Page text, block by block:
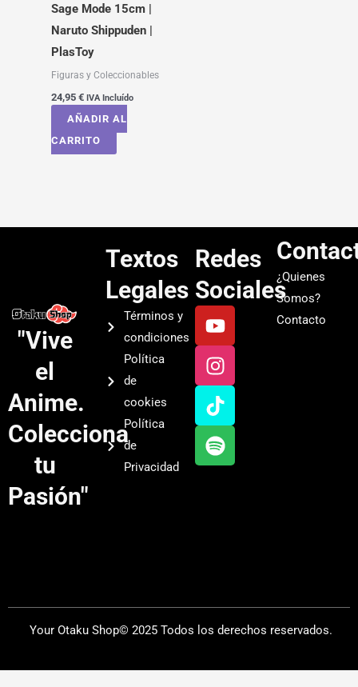
Sage Mode 15cm |
Naruto Shippuden |
PlasToy
Figuras y Coleccionables
24,95 € IVA Incluído
AÑADIR AL
CARRITO
"Vive
el
Anime.
Colecciona
tu
Pasión"
Textos
Legales
Términos y
condiciones
Política
de
cookies
Política
de
Privacidad
Redes
Sociales
Y
o
u
t
u
b
e
I
n
s
t
a
g
r
a
T
i
k
t
o
k
S
p
o
t
i
f
y
¿Quienes
Somos?
Contacto
Your Otaku Shop© 2025 Todos los derechos reservados.